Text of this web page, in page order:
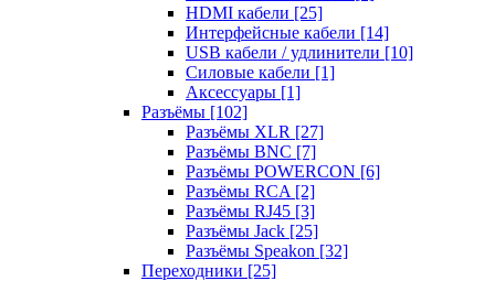
HDMI кабели [25]
Интерфейсные кабели [14]
USB кабели / удлинители [10]
Силовые кабели [1]
Аксессуары [1]
Разъёмы [102]
Разъёмы XLR [27]
Разъёмы BNC [7]
Разъёмы POWERCON [6]
Разъёмы RCA [2]
Разъёмы RJ45 [3]
Разъёмы Jack [25]
Разъёмы Speakon [32]
Переходники [25]